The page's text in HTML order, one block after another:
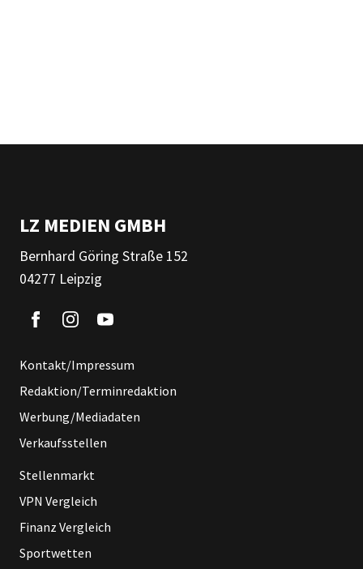
LZ MEDIEN GMBH
Bernhard Göring Straße 152
04277 Leipzig
Kontakt/Impressum
Redaktion/Terminredaktion
Werbung/Mediadaten
Verkaufsstellen
Stellenmarkt
VPN Vergleich
Finanz Vergleich
Sportwetten